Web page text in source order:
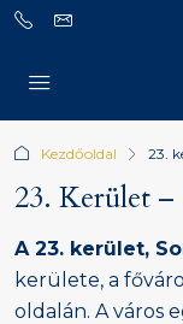
Kezdőoldal 23.
23. Kerület –
A 23. kerület,
kerülete, a
oldalán. A város